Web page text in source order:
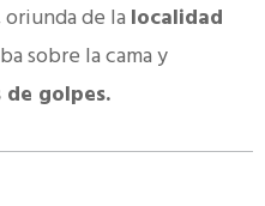
oriunda de la localidad
sobre la cama y
golpes.